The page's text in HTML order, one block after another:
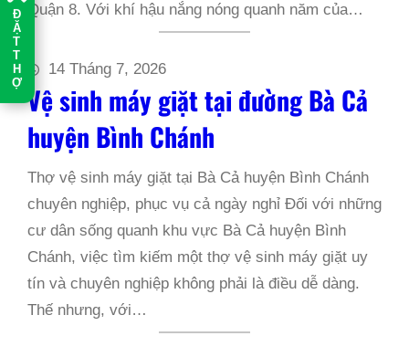
Đ
Ặ
T
T
H
Ợ
Quận 8. Với khí hậu nắng nóng quanh năm của…
14 Tháng 7, 2026
Vệ sinh máy giặt tại đường Bà Cả
huyện Bình Chánh
Thợ vệ sinh máy giặt tại Bà Cả huyện Bình Chánh
chuyên nghiệp, phục vụ cả ngày nghỉ Đối với những
cư dân sống quanh khu vực Bà Cả huyện Bình
Chánh, việc tìm kiếm một thợ vệ sinh máy giặt uy
tín và chuyên nghiệp không phải là điều dễ dàng.
Thế nhưng, với…